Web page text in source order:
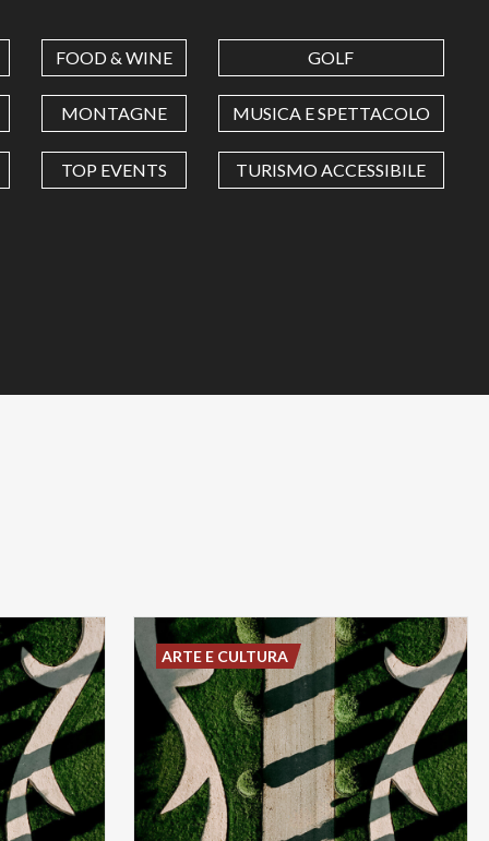
FOOD & WINE GOLF
MONTAGNE MUSICA E SPETTACOLO
TOP EVENTS TURISMO ACCESSIBILE
ARTE E CULTURA